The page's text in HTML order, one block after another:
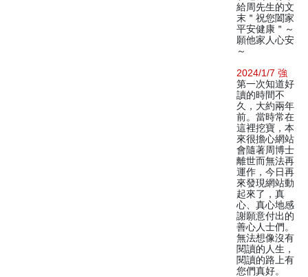
給周先生的文
末＂祝您闔家
平安健康＂～
願他家人心安
～
2024/1/7 強
第一次知道好
讀的時間不
久，大約兩年
前。當時常在
這裡挖寶，本
來很擔心網站
會隨著周博士
離世而無法再
運作，今日再
來發現網站動
起來了，真
心、真心地感
謝願意付出的
善心人士們。
無法想像沒有
閱讀的人生，
閱讀的路上有
您們真好。